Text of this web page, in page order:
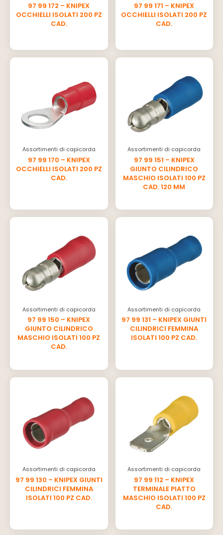
97 99 172 – KNIPEX
OCCHIELLI ISOLATI 200 PZ
CAD.
97 99 171 – KNIPEX
OCCHIELLI ISOLATI 200 PZ
CAD.
Assortimenti di capicorda
97 99 170 – KNIPEX
OCCHIELLI ISOLATI 200 PZ
CAD.
Assortimenti di capicorda
97 99 151 – KNIPEX
GIUNTO CILINDRICO
MASCHIO ISOLATI 100 PZ
CAD. 120 MM
Assortimenti di capicorda
97 99 150 – KNIPEX
GIUNTO CILINDRICO
MASCHIO ISOLATI 100 PZ
CAD.
Assortimenti di capicorda
97 99 131 – KNIPEX GIUNTI
CILINDRICI FEMMINA
ISOLATI 100 PZ CAD.
Assortimenti di capicorda
97 99 130 – KNIPEX GIUNTI
CILINDRICI FEMMINA
ISOLATI 100 PZ CAD.
Assortimenti di capicorda
97 99 112 – KNIPEX
TERMINALE PIATTO
MASCHIO ISOLATI 100 PZ
CAD.